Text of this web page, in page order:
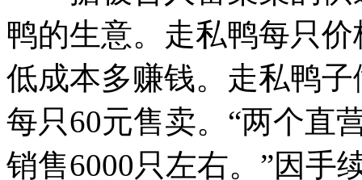
鸭的生意。走私鸭每只
低成本多赚钱。走私鸭
每只60元售卖。“两个直
销售6000只左右。”因手